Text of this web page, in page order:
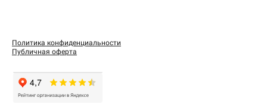
Политика конфиденциальности
Публичная оферта